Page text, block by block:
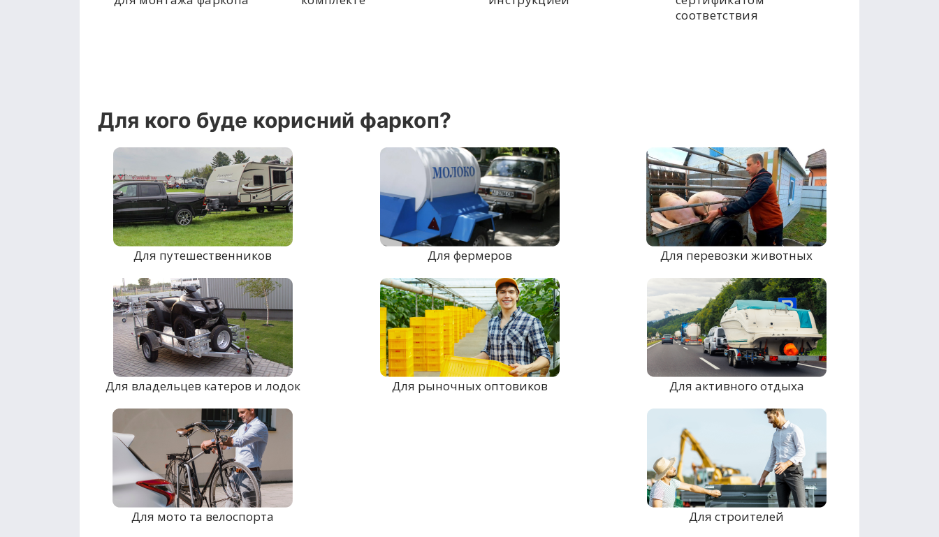
соответствия
Для кого буде корисний фаркоп?
Для путешественников Для фермеров Для перевозки животных
Для владельцев катеров и лодок Для рыночных оптовиков Для активного отдыха
Для мото та велоспорта Для строителей